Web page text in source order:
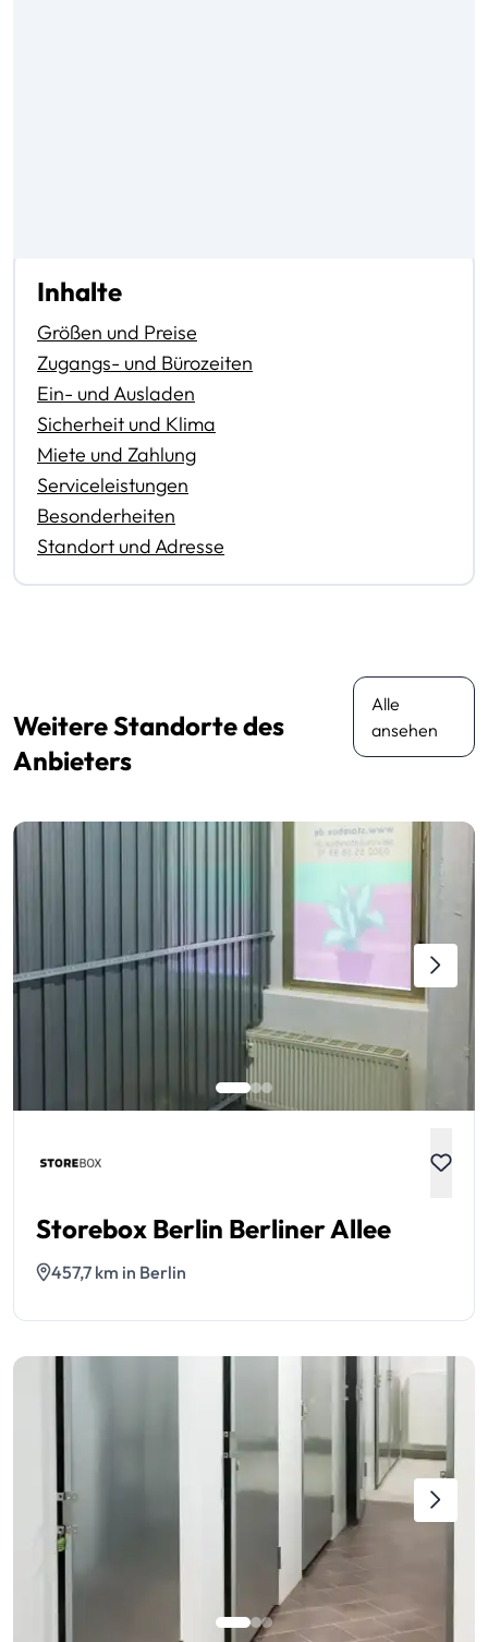
Inhalte
Größen und Preise
Zugangs- und Bürozeiten
Ein- und Ausladen
Sicherheit und Klima
Miete und Zahlung
Serviceleistungen
Besonderheiten
Standort und Adresse
Weitere Standorte des
Anbieters
Alle
ansehen
Storebox Berlin Berliner Allee
457,7 km in Berlin